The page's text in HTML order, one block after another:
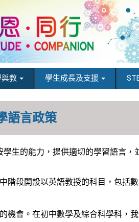
與教 學生成長及支援
語言政策
生的能力，提供適切的學習語言，
階段開設以英語教授的科目，包括
機會。在初中數學及綜合科學科，